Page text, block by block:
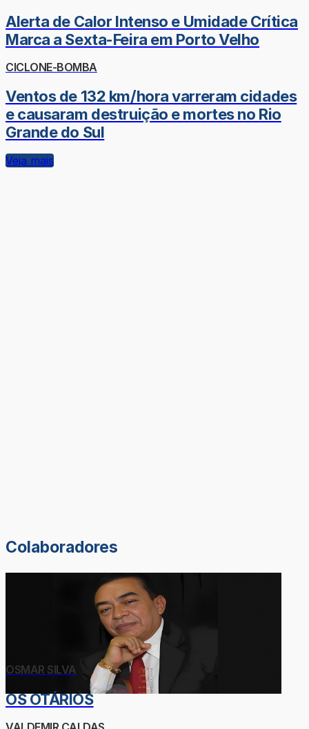
Alerta de Calor Intenso e Umidade Crítica
Marca a Sexta-Feira em Porto Velho
CICLONE-BOMBA
Ventos de 132 km/hora varreram cidades
e causaram destruição e mortes no Rio
Grande do Sul
Veja mais
Colaboradores
OSMAR SILVA
OS OTÁRIOS